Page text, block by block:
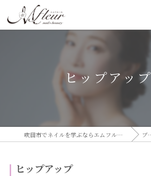
ヒップアップ
吹田市でネイルを学ぶならエムフルール ブログ
ヒップアップ